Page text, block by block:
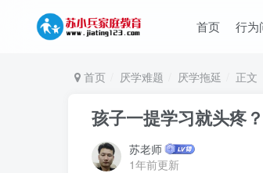
首页 行为
首页 厌学难题 厌学拖延 正文
孩子一提学习就头疼
苏老师
1年前更新